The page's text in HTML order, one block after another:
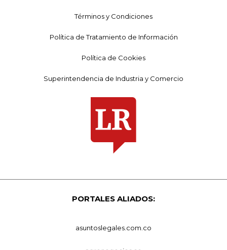
Términos y Condiciones
Política de Tratamiento de Información
Política de Cookies
Superintendencia de Industria y Comercio
PORTALES ALIADOS:
asuntoslegales.com.co